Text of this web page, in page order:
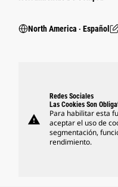
North America ‧ Español
warning
Redes Sociales
Las Cookies Son
Para habilitar esta
aceptar el uso de
segmentación,
rendimiento.